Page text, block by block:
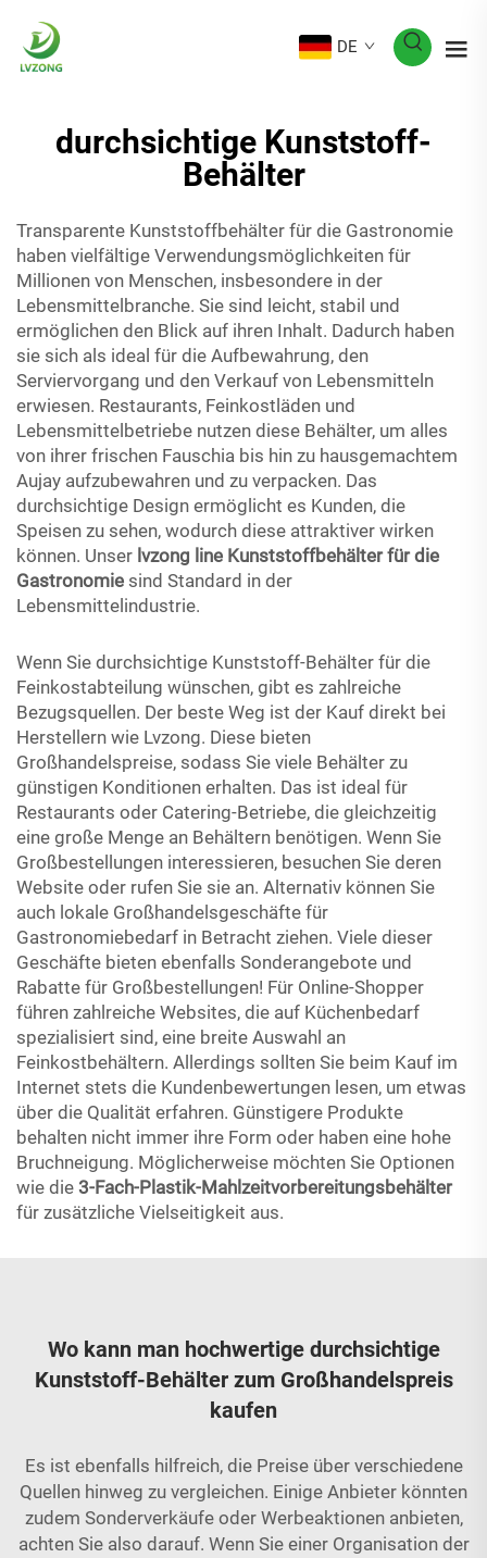
DE
durchsichtige Kunststoff-
Behälter
Transparente Kunststoffbehälter für die Gastronomie
haben vielfältige Verwendungsmöglichkeiten für
Millionen von Menschen, insbesondere in der
Lebensmittelbranche. Sie sind leicht, stabil und
ermöglichen den Blick auf ihren Inhalt. Dadurch haben
sie sich als ideal für die Aufbewahrung, den
Serviervorgang und den Verkauf von Lebensmitteln
erwiesen. Restaurants, Feinkostläden und
Lebensmittelbetriebe nutzen diese Behälter, um alles
von ihrer frischen Fauschia bis hin zu hausgemachtem
Aujay aufzubewahren und zu verpacken. Das
durchsichtige Design ermöglicht es Kunden, die
Speisen zu sehen, wodurch diese attraktiver wirken
können. Unser lvzong line Kunststoffbehälter für die
Gastronomie sind Standard in der
Lebensmittelindustrie.
Wenn Sie durchsichtige Kunststoff-Behälter für die
Feinkostabteilung wünschen, gibt es zahlreiche
Bezugsquellen. Der beste Weg ist der Kauf direkt bei
Herstellern wie Lvzong. Diese bieten
Großhandelspreise, sodass Sie viele Behälter zu
günstigen Konditionen erhalten. Das ist ideal für
Restaurants oder Catering-Betriebe, die gleichzeitig
eine große Menge an Behältern benötigen. Wenn Sie
Großbestellungen interessieren, besuchen Sie deren
Website oder rufen Sie sie an. Alternativ können Sie
auch lokale Großhandelsgeschäfte für
Gastronomiebedarf in Betracht ziehen. Viele dieser
Geschäfte bieten ebenfalls Sonderangebote und
Rabatte für Großbestellungen! Für Online-Shopper
führen zahlreiche Websites, die auf Küchenbedarf
spezialisiert sind, eine breite Auswahl an
Feinkostbehältern. Allerdings sollten Sie beim Kauf im
Internet stets die Kundenbewertungen lesen, um etwas
über die Qualität erfahren. Günstigere Produkte
behalten nicht immer ihre Form oder haben eine hohe
Bruchneigung. Möglicherweise möchten Sie Optionen
wie die 3-Fach-Plastik-Mahlzeitvorbereitungsbehälter
für zusätzliche Vielseitigkeit aus.
Wo kann man hochwertige durchsichtige
Kunststoff-Behälter zum Großhandelspreis
kaufen
Es ist ebenfalls hilfreich, die Preise über verschiedene
Quellen hinweg zu vergleichen. Einige Anbieter könnten
zudem Sonderverkäufe oder Werbeaktionen anbieten,
achten Sie also darauf. Wenn Sie einer Organisation der